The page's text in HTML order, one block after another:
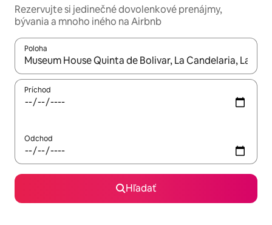
Rezervujte si jedinečné dovolenkové prenájmy,
bývania a mnoho iného na Airbnb
Poloha
Keď budú výsledky k dispozícii, môžete si ich prechádzať
Príchod
Odchod
Hľadať